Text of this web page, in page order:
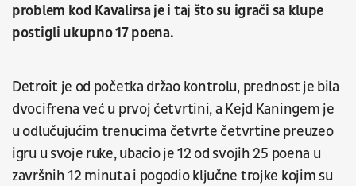
problem kod Kavalirsa je i taj što su igrači sa klupe
postigli ukupno 17 poena.
Detroit je od početka držao kontrolu, prednost je bila
dvocifrena već u prvoj četvrtini, a Kejd Kaningem je
u odlučujućim trenucima četvrte četvrtine preuzeo
igru u svoje ruke, ubacio je 12 od svojih 25 poena u
završnih 12 minuta i pogodio ključne trojke kojim su